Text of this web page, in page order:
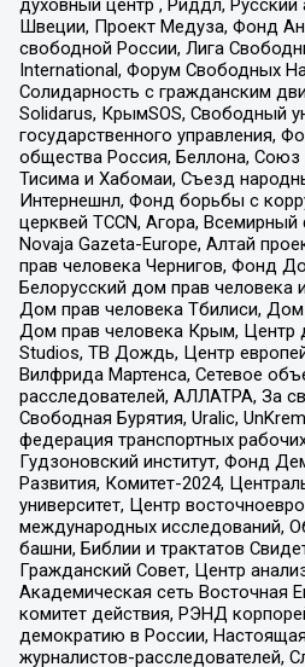
духовный центр , Риддл, Русский
Швеции, Проект Медуза, Фонд
свободной России, Лига
International, Форум Свободных
Солидарность с гражданским
Solidarus, КрымSOS, Свободный
государственного управления,
общества Россия, Беллона, Союз
Тисима и Хабомаи, Съезд
Интернешнл, Фонд борьбы с
церквей TCCN, Агора,
Novaja Gazeta-Europe, Алтай
прав человека Чернигов, Фонд
Белорусский дом прав человека
Дом прав человека Тбилиси, Дом
Дом прав человека Крым, Центр
Studios, ТВ Дождь, Центр
Вилфрида Мартенса, Сетевое
расследователей, АЛЛАТРА, За
Свободная Бурятия, Uralic,
федерация транспортных
Гудзоновский институт, Фонд
Развития, Комитет-2024,
университет, Центр
международных исследований,
башни, Библии и трактатов
Гражданский Совет, Центр
Академическая сеть Восточная
комитет действия, РЭНД
демократию в России,
журналистов-расследователей,